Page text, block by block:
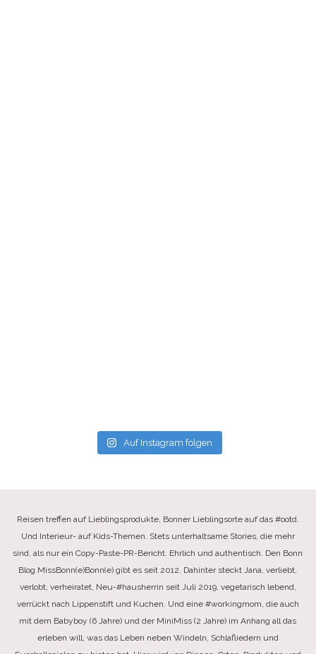
Auf Instagram folgen
Reisen treffen auf Lieblingsprodukte, Bonner Lieblingsorte auf das #ootd.
Und Interieur- auf Kids-Themen. Stets unterhaltsame Stories, die mehr
sind, als nur ein Copy-Paste-PR-Bericht. Ehrlich und authentisch. Den Bonn
Blog MissBonn(e)Bonn(e) gibt es seit 2012. Dahinter steckt Jana, verliebt,
verlobt, verheiratet, Neu-#hausherrin seit Juli 2019, vegetarisch lebend,
verrückt nach Lippenstift und Kuchen. Und eine #workingmom, die auch
mit dem Babyboy (6 Jahre) und der MiniMiss (2 Jahre) im Anhang all das
erleben will, was das Leben neben Windeln, Schlafliedern und